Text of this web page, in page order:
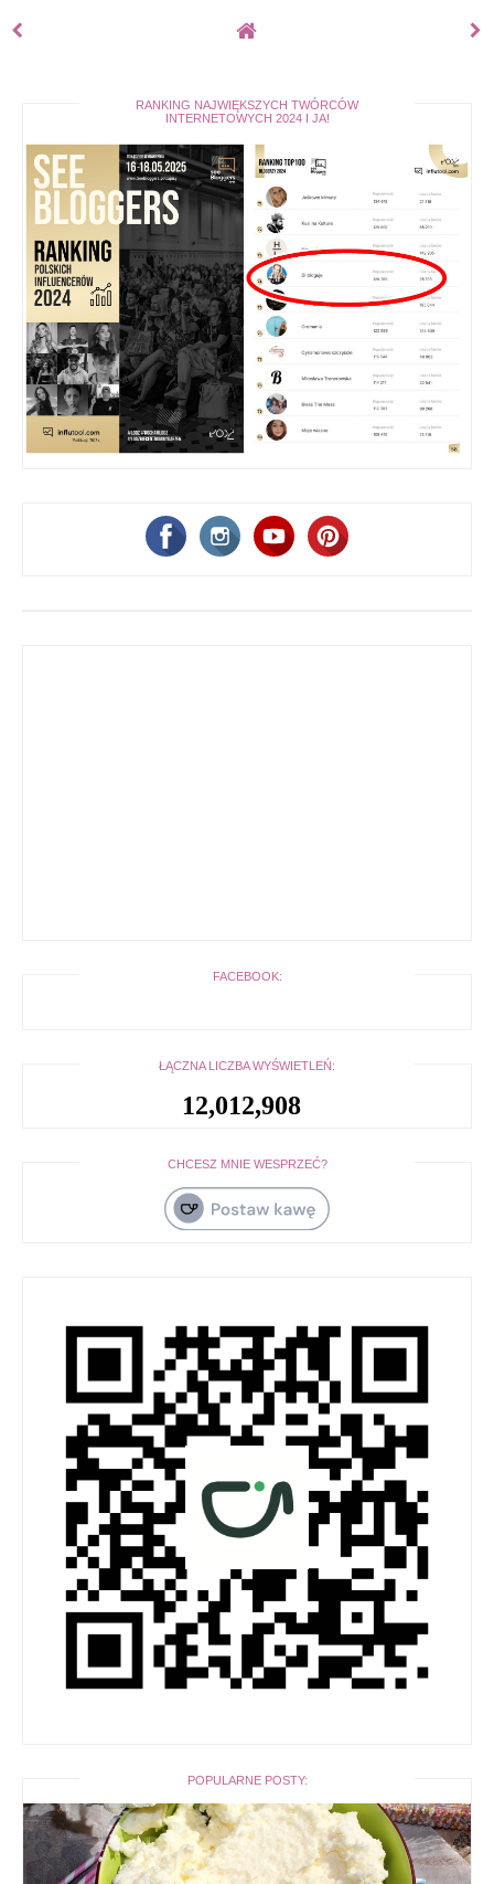
RANKING NAJWIĘKSZYCH TWÓRCÓW
INTERNETOWYCH 2024 I JA!
FACEBOOK:
ŁĄCZNA LICZBA WYŚWIETLEŃ:
12,012,908
CHCESZ MNIE WESPRZEĆ?
POPULARNE POSTY: